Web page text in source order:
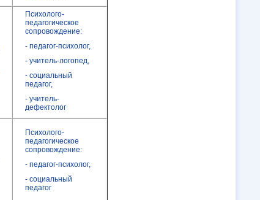
Психолого-
педагогическое
сопровождение:
- педагог-психолог,
- учитель-логопед,
- социальный
педагог,
- учитель-
дефектолог
Психолого-
педагогическое
сопровождение:
- педагог-психолог,
- социальный
педагог